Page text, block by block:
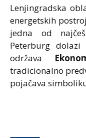
Lenjingradska
energetskih
jedna od
Peterburg
održava
tradicionalno
pojačava